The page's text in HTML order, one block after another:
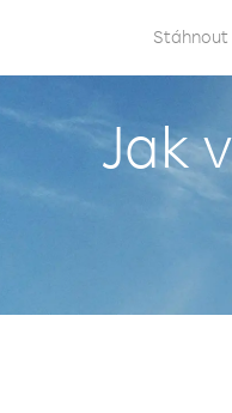
Stáhnout
Jak